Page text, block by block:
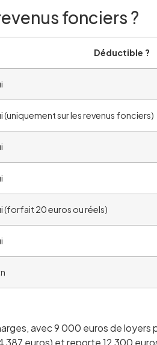
fonciers ?
Déductible ?
(uniquement sur les revenus fonciers)
(forfait 20 euros ou réels)
avec 9 000 euros de
387 euros) et reporte 12 300